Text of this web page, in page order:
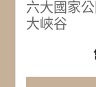
六大國家
大峽谷